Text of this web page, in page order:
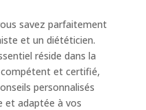
savez parfaitement
et un diététicien.
réside dans la
compétent et certifié,
personnalisés
et adaptée à vos